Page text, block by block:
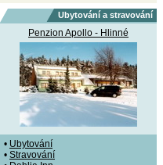
Ubytování a stravování
Penzion Apollo - Hlinné
• Ubytování
• Stravování